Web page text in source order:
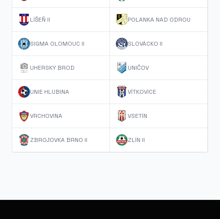
LÍŠEŇ II POLANKA NAD ODROU
SIGMA OLOMOUC II SLOVÁCKO II
UHERSKÝ BROD UNIČOV
UNIE HLUBINA VÍTKOVICE
VRCHOVINA VSETÍN
ZBROJOVKA BRNO II ZLÍN II